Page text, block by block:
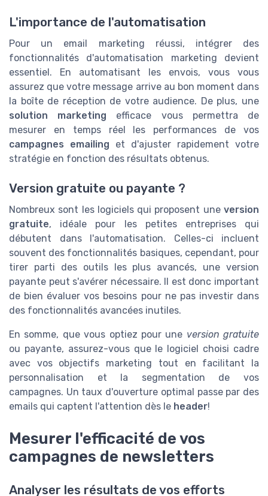
L'importance de l'automatisation
Pour un email marketing réussi, intégrer des
fonctionnalités d'automatisation marketing devient
essentiel. En automatisant les envois, vous vous
assurez que votre message arrive au bon moment dans
la boîte de réception de votre audience. De plus, une
solution marketing efficace vous permettra de
mesurer en temps réel les performances de vos
campagnes emailing et d'ajuster rapidement votre
stratégie en fonction des résultats obtenus.
Version gratuite ou payante ?
Nombreux sont les logiciels qui proposent une version
gratuite, idéale pour les petites entreprises qui
débutent dans l'automatisation. Celles-ci incluent
souvent des fonctionnalités basiques, cependant, pour
tirer parti des outils les plus avancés, une version
payante peut s'avérer nécessaire. Il est donc important
de bien évaluer vos besoins pour ne pas investir dans
des fonctionnalités avancées inutiles.
En somme, que vous optiez pour une version gratuite
ou payante, assurez-vous que le logiciel choisi cadre
avec vos objectifs marketing tout en facilitant la
personnalisation et la segmentation de vos
campagnes. Un taux d'ouverture optimal passe par des
emails qui captent l'attention dès le header!
Mesurer l'efficacité de vos
campagnes de newsletters
Analyser les résultats de vos efforts